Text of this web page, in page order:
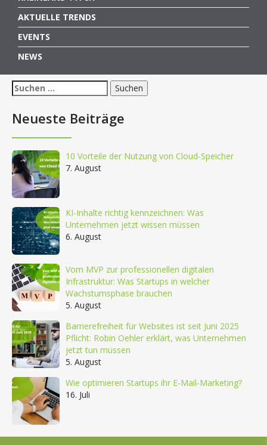
AKTUELLE TRENDS
EVENTS
NEWS
Suchen
nach:
Neueste Beiträge
10 Vorteile der Nutzung von Cloud-Speicher
7. August
KI-Inhalte richtig kennzeichnen: Was
Unternehmen jetzt wissen müssen
6. August
Vom MVP zur professionellen digitalen
Infrastruktur: Was Startups in welcher
Wachstumsphase brauchen
5. August
Barrierefreiheit für Websites ist seit Juni 2025
Pflicht: Robin Oehler erklärt, was Unternehmen
jetzt tun müssen
5. August
Wie optimieren Startups ihr E-Mail-Marketing?
16. Juli